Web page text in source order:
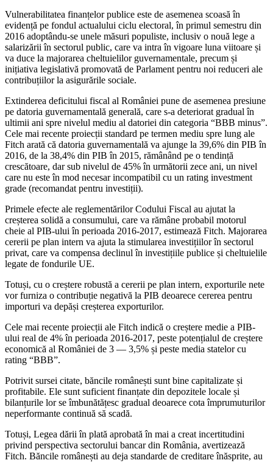
Vulnerabilitatea finanțelor publice este de asemenea scoasă în
evidență pe fondul actualului ciclu electoral, în primul semestru din
2016 adoptându-se unele măsuri populiste, inclusiv o nouă lege a
salarizării în sectorul public, care va intra în vigoare luna viitoare și
va duce la majorarea cheltuielilor guvernamentale, precum și
inițiativa legislativă promovată de Parlament pentru noi reduceri ale
contribuțiilor la asigurările sociale.
Extinderea deficitului fiscal al României pune de asemenea presiune
pe datoria guvernamentală generală, care s-a deteriorat gradual în
ultimii ani spre nivelul mediu al datoriei din categoria “BBB minus”.
Cele mai recente proiecții standard pe termen mediu spre lung ale
Fitch arată că datoria guvernamentală va ajunge la 39,6% din PIB în
2016, de la 38,4% din PIB în 2015, rămânând pe o tendință
crescătoare, dar sub nivelul de 45% în următorii zece ani, un nivel
care nu este în mod necesar incompatibil cu un rating investment
grade (recomandat pentru investiții).
Primele efecte ale reglementărilor Codului Fiscal au ajutat la
creșterea solidă a consumului, care va rămâne probabil motorul
cheie al PIB-ului în perioada 2016-2017, estimează Fitch. Majorarea
cererii pe plan intern va ajuta la stimularea investițiilor în sectorul
privat, care va compensa declinul în investițiile publice și cheltuielile
legate de fondurile UE.
Totuși, cu o creștere robustă a cererii pe plan intern, exporturile nete
vor furniza o contribuție negativă la PIB deoarece cererea pentru
importuri va depăși creșterea exporturilor.
Cele mai recente proiecții ale Fitch indică o creștere medie a PIB-
ului real de 4% în perioada 2016-2017, peste potențialul de creștere
economică al României de 3 — 3,5% și peste media statelor cu
rating “BBB”.
Potrivit sursei citate, băncile românești sunt bine capitalizate și
profitabile. Ele sunt suficient finanțate din depozitele locale și
bilanțurile lor se îmbunătățesc gradual deoarece cota împrumuturilor
neperformante continuă să scadă.
Totuși, Legea dării în plată aprobată în mai a creat incertitudini
privind perspectiva sectorului bancar din România, avertizează
Fitch. Băncile românești au deja standarde de creditare înăsprite, au